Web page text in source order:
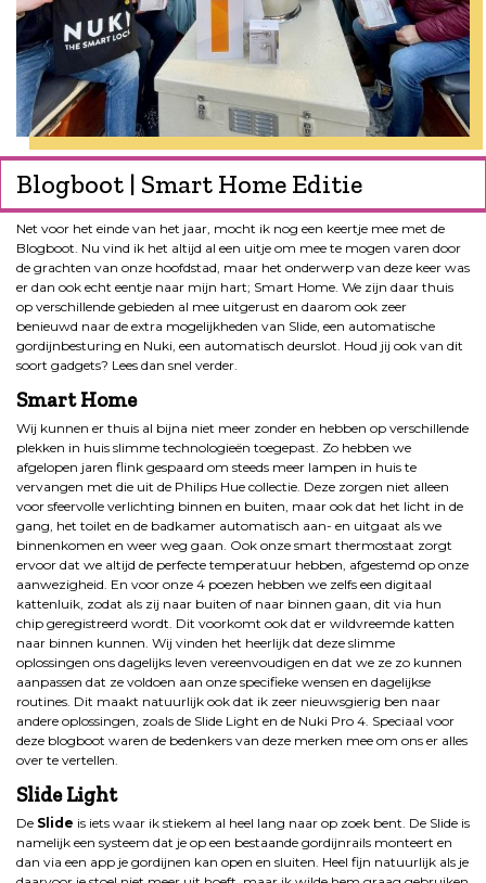
Blogboot | Smart Home Editie
Net voor het einde van het jaar, mocht ik nog een keertje mee met de
Blogboot. Nu vind ik het altijd al een uitje om mee te mogen varen door
de grachten van onze hoofdstad, maar het onderwerp van deze keer was
er dan ook echt eentje naar mijn hart; Smart Home. We zijn daar thuis
op verschillende gebieden al mee uitgerust en daarom ook zeer
benieuwd naar de extra mogelijkheden van Slide, een automatische
gordijnbesturing en Nuki, een automatisch deurslot. Houd jij ook van dit
soort gadgets? Lees dan snel verder.
Smart Home
Wij kunnen er thuis al bijna niet meer zonder en hebben op verschillende
plekken in huis slimme technologieën toegepast. Zo hebben we
afgelopen jaren flink gespaard om steeds meer lampen in huis te
vervangen met die uit de Philips Hue collectie. Deze zorgen niet alleen
voor sfeervolle verlichting binnen en buiten, maar ook dat het licht in de
gang, het toilet en de badkamer automatisch aan- en uitgaat als we
binnenkomen en weer weg gaan. Ook onze smart thermostaat zorgt
ervoor dat we altijd de perfecte temperatuur hebben, afgestemd op onze
aanwezigheid. En voor onze 4 poezen hebben we zelfs een digitaal
kattenluik, zodat als zij naar buiten of naar binnen gaan, dit via hun
chip geregistreerd wordt. Dit voorkomt ook dat er wildvreemde katten
naar binnen kunnen. Wij vinden het heerlijk dat deze slimme
oplossingen ons dagelijks leven vereenvoudigen en dat we ze zo kunnen
aanpassen dat ze voldoen aan onze specifieke wensen en dagelijkse
routines. Dit maakt natuurlijk ook dat ik zeer nieuwsgierig ben naar
andere oplossingen, zoals de Slide Light en de Nuki Pro 4. Speciaal voor
deze blogboot waren de bedenkers van deze merken mee om ons er alles
over te vertellen.
Slide Light
De Slide is iets waar ik stiekem al heel lang naar op zoek bent. De Slide is
namelijk een systeem dat je op een bestaande gordijnrails monteert en
dan via een app je gordijnen kan open en sluiten. Heel fijn natuurlijk als je